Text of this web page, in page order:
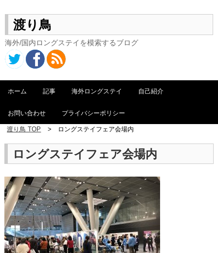
渡り鳥
海外/国内ロングステイを模索するブログ
ホーム 記事 海外ロングステイ 自己紹介
お問い合わせ プライバシーポリシー
渡り鳥 TOP ロングステイフェア会場内
ロングステイフェア会場内